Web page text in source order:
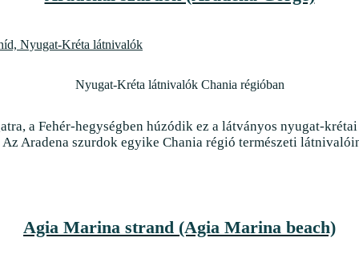
Nyugat-Kréta látnivalók Chania régióban
a Fehér-hegységben húzódik ez a látványos nyugat-
Aradena szurdok egyike Chania régió természeti
Agia Marina strand (Agia Marina beach)